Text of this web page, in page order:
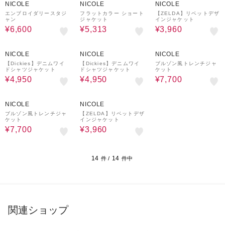
NICOLE
エンブロイダリースタジ
ャン
¥6,600
NICOLE
フラットカラー ショート
ジャケット
¥5,313
NICOLE
【ZELDA】リベットデザ
インジャケット
¥3,960
NICOLE
【Dickies】デニムワイ
ドシャツジャケット
¥4,950
NICOLE
【Dickies】デニムワイ
ドシャツジャケット
¥4,950
NICOLE
ブルゾン風トレンチジャ
ケット
¥7,700
NICOLE
ブルゾン風トレンチジャ
ケット
¥7,700
NICOLE
【ZELDA】リベットデザ
インジャケット
¥3,960
14 件 / 14 件中
関連ショップ